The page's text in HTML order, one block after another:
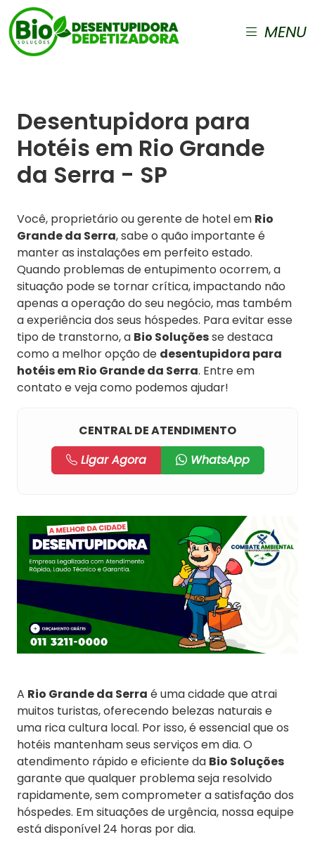
MENU
Desentupidora para
Hotéis em Rio Grande
da Serra - SP
Você, proprietário ou gerente de hotel em Rio
Grande da Serra, sabe o quão importante é
manter as instalações em perfeito estado.
Quando problemas de entupimento ocorrem, a
situação pode se tornar crítica, impactando não
apenas a operação do seu negócio, mas também
a experiência dos seus hóspedes. Para evitar esse
tipo de transtorno, a Bio Soluçõesse destaca
como a melhor opção de desentupidora para
hotéis em Rio Grande da Serra. Entre em
contato e veja como podemos ajudar!
CENTRAL DE ATENDIMENTO
Ligar Agora
WhatsApp
A Rio Grande da Serra é uma cidade que atrai
muitos turistas, oferecendo belezas naturais e
uma rica cultura local. Por isso, é essencial que os
hotéis mantenham seus serviços em dia. O
atendimento rápido e eficiente da Bio Soluções
garante que qualquer problema seja resolvido
rapidamente, sem comprometer a satisfação dos
hóspedes. Em situações de urgência, nossa equipe
está disponível 24 horas por dia.